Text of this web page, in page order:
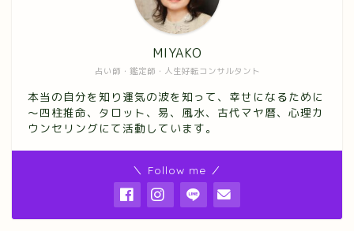
占い師・鑑定師・人生好転コンサルタント
MIYAKO
本当の自分を知り運気の波を知って、幸せになるために
～四柱推命、タロット、易、風水、古代マヤ暦、心理カ
ウンセリングにて活動しています。
＼ Follow me ／